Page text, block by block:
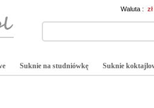
Waluta :
Suknie na studniówkę Suknie